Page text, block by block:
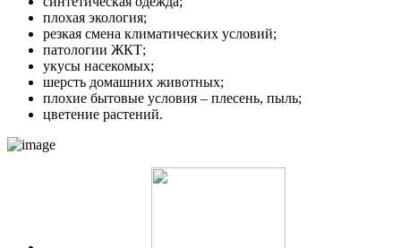
плохая экология;
резкая смена климатических условий;
патологии ЖКТ;
укусы насекомых;
шерсть домашних животных;
плохие бытовые условия – плесень, пыль;
цветение растений.